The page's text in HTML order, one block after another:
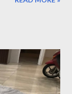
phá hết vùng
vụ ăn uống
nghỉ ngơi rất
tại